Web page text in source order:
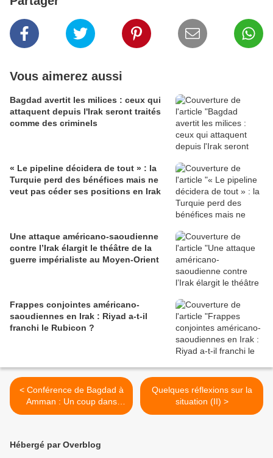
Vous aimerez aussi
Bagdad avertit les milices : ceux qui
attaquent depuis l'Irak seront traités
comme des criminels
« Le pipeline décidera de tout » : la
Turquie perd des bénéfices mais ne
veut pas céder ses positions en Irak
Une attaque américano-saoudienne
contre l’Irak élargit le théâtre de la
guerre impérialiste au Moyen-Orient
Frappes conjointes américano-
saoudiennes en Irak : Riyad a-t-il
franchi le Rubicon ?
< Conférence de Bagdad à
Amman : Un coup dans
l’eau pour la diplomatie
Quelques réflexions sur la
situation (II) >
Hébergé par Overblog